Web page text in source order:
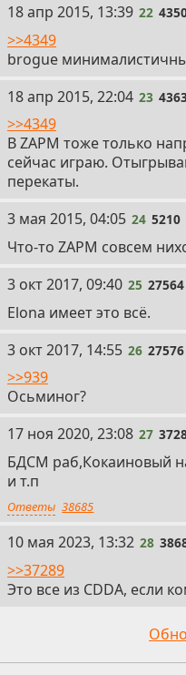
22
18 апр 2015, 13:39 22
>>4349
brogue
23
18 апр 2015, 22:04 23
>>4349
В ZAPM тоже только
сейчас играю.
перекаты.
24
3 мая 2015, 04:05 24 5210
Что-то ZAPM совсем
25
3 окт 2017, 09:40 25 27564
Elona имеет это всё.
26
3 окт 2017, 14:55 26 27576
>>939
Осьминог?
27
17 ноя 2020, 23:08 27
БДСМ раб,Кокаиновый
и т.п
Ответы 38685
28
10 мая 2023, 13:32 28
>>37289
Это все из CDDA, если